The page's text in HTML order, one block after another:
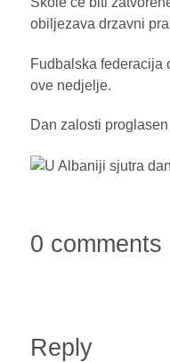
obiljezava drzavni
Fudbalska federacija
ove nedjelje.
Dan zalosti
0 comments
Reply